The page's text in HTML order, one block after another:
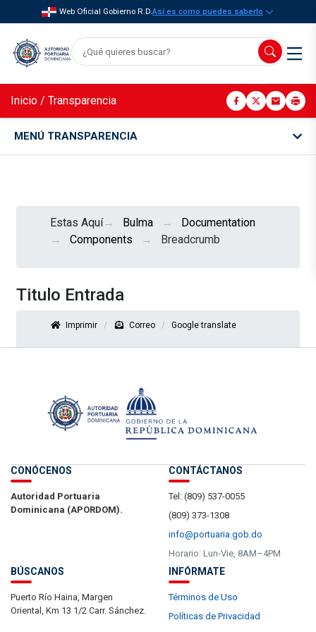
Web Oficial Gobierno R.D.Así es como puedes saberlo
Inicio / Transparencia
MENÚ TRANSPARENCIA
Estas Aquí Bulma
Documentation
Components
Breadcrumb
Titulo Entrada
Imprimir Correo Google translate
CONÓCENOS
Autoridad Portuaria
Dominicana (APORDOM).
CONTÁCTANOS
Tel: (809) 537-0055
(809) 373-1308
info@portuaria.gob.do
Horario: Lun-Vie, 8AM–4PM
BÚSCANOS
Puerto Río Haina, Margen
Oriental, Km 13 1/2 Carr. Sánchez.
INFÓRMATE
Términos de Uso
Políticas de Privacidad